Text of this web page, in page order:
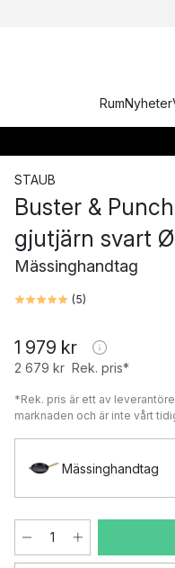
RumNyheter
STAUB
Buster &
gjutjärn svart
Mässinghandtag
(5)
1 979 kr
2 679 kr Rek. pris*
*Rek. pris är ett av
marknaden och är inte vårt
Mässinghandtag